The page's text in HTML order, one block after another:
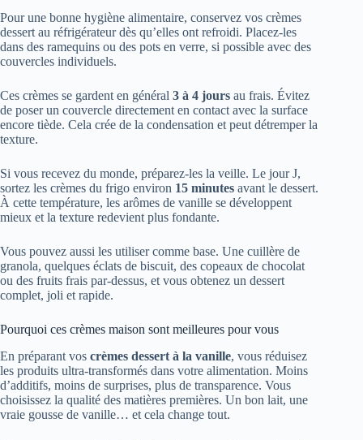
Pour une bonne hygiène alimentaire, conservez vos crèmes
dessert au réfrigérateur dès qu’elles ont refroidi. Placez-les
dans des ramequins ou des pots en verre, si possible avec des
couvercles individuels.
Ces crèmes se gardent en général 3 à 4 jours au frais. Évitez
de poser un couvercle directement en contact avec la surface
encore tiède. Cela crée de la condensation et peut détremper la
texture.
Si vous recevez du monde, préparez-les la veille. Le jour J,
sortez les crèmes du frigo environ 15 minutes avant le dessert.
À cette température, les arômes de vanille se développent
mieux et la texture redevient plus fondante.
Vous pouvez aussi les utiliser comme base. Une cuillère de
granola, quelques éclats de biscuit, des copeaux de chocolat
ou des fruits frais par-dessus, et vous obtenez un dessert
complet, joli et rapide.
Pourquoi ces crèmes maison sont meilleures pour vous
En préparant vos crèmes dessert à la vanille, vous réduisez
les produits ultra-transformés dans votre alimentation. Moins
d’additifs, moins de surprises, plus de transparence. Vous
choisissez la qualité des matières premières. Un bon lait, une
vraie gousse de vanille… et cela change tout.